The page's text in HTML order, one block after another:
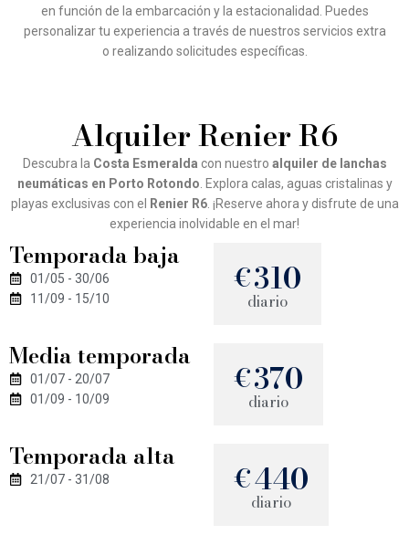
en función de la embarcación y la estacionalidad. Puedes
personalizar tu experiencia a través de nuestros servicios extra
o realizando solicitudes específicas.
Alquiler Renier R6
Descubra la Costa Esmeralda con nuestro alquiler de lanchas
neumáticas en Porto Rotondo . Explora calas, aguas cristalinas y
playas exclusivas con el
Renier R6. ¡Reserve ahora y disfrute de una
experiencia inolvidable en el mar!
Temporada baja
01/05 - 30/06
11/09 - 15/10
€310
diario
Media temporada
01/07 - 20/07
01/09 - 10/09
€370
diario
Temporada alta
21/07 - 31/08 €440
diario